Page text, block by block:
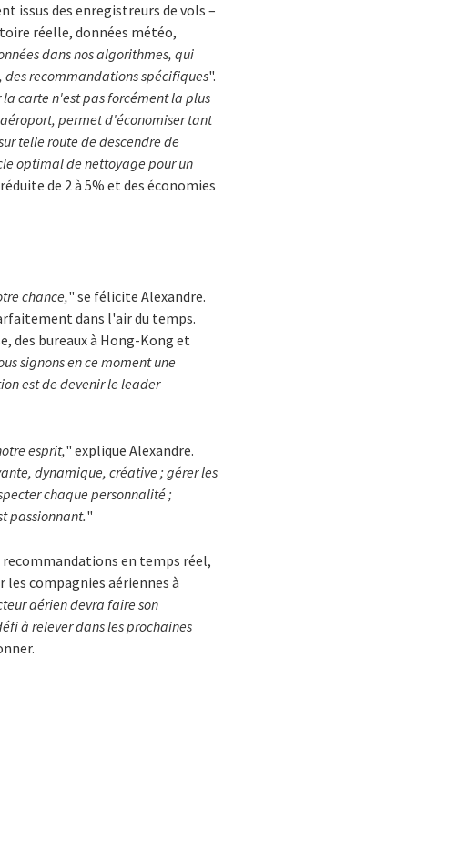
issus des enregistreurs de vols –
réelle, données météo,
dans nos algorithmes, qui
recommandations spécifiques".
carte n'est pas forcément la plus
permet d'économiser tant
telle route de descendre de
optimal de nettoyage pour un
de 2 à 5% et des économies
chance," se félicite Alexandre.
dans l'air du temps.
des bureaux à Hong-Kong et
signons en ce moment une
est de devenir le leader
esprit," explique Alexandre.
dynamique, créative ; gérer les
chaque personnalité ;
passionnant."
en temps réel,
compagnies aériennes à
aérien devra faire son
à relever dans les prochaines